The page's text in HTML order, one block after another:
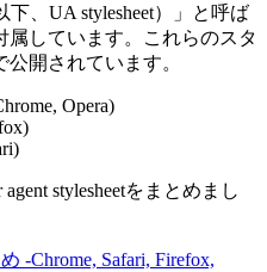
下、UA stylesheet）」と呼ば
しています。これらのスタ
開されています。
Opera)
stylesheetをまとめまし
-Chrome, Safari, Firefox,